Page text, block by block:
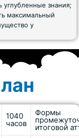
углубленные знания;
максимальный
у
1040
часов
Формы
итоговой